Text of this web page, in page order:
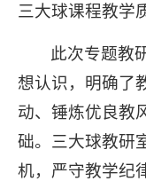
三大球课程教学
此次专题教
想认识，明确了
动、锤炼优良教
础。三大球教研
机，严守教学纪